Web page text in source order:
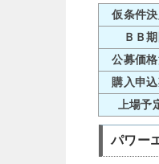
仮条件決
ＢＢ
公募価
購入申
上場予
パワー